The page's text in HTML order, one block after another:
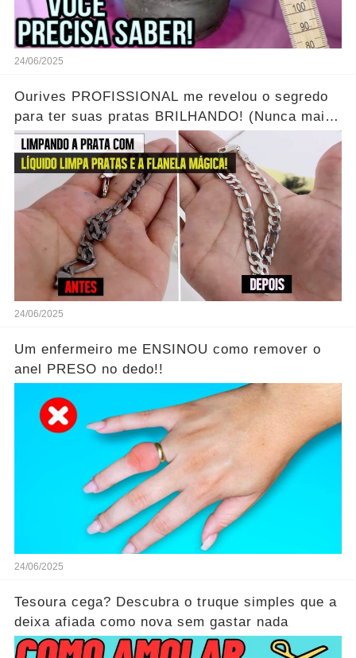
24/06/2025
Ourives PROFISSIONAL me revelou o segredo
para ter suas pratas BRILHANDO! (Nunca mais
jogue fora)
24/06/2025
Um enfermeiro me ENSINOU como remover o
anel PRESO no dedo!!
24/06/2025
Tesoura cega? Descubra o truque simples que a
deixa afiada como nova sem gastar nada